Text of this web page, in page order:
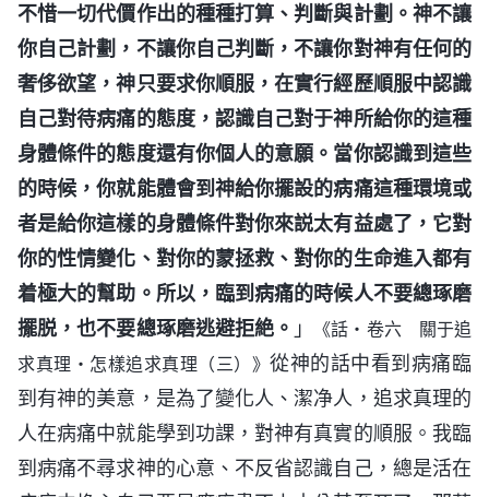
不惜一切代價作出的種種打算、判斷與計劃。神不讓
你自己計劃，不讓你自己判斷，不讓你對神有任何的
奢侈欲望，神只要求你順服，在實行經歷順服中認識
自己對待病痛的態度，認識自己對于神所給你的這種
身體條件的態度還有你個人的意願。當你認識到這些
的時候，你就能體會到神給你擺設的病痛這種環境或
者是給你這樣的身體條件對你來説太有益處了，它對
你的性情變化、對你的蒙拯救、對你的生命進入都有
着極大的幫助。所以，臨到病痛的時候人不要總琢磨
擺脱，也不要總琢磨逃避拒絶。 」
《話・卷六 關于追
求真理・怎樣追求真理（三）》從神的話中看到病痛臨
到有神的美意，是為了變化人、潔净人，追求真理的
人在病痛中就能學到功課，對神有真實的順服。我臨
到病痛不尋求神的心意、不反省認識自己，總是活在